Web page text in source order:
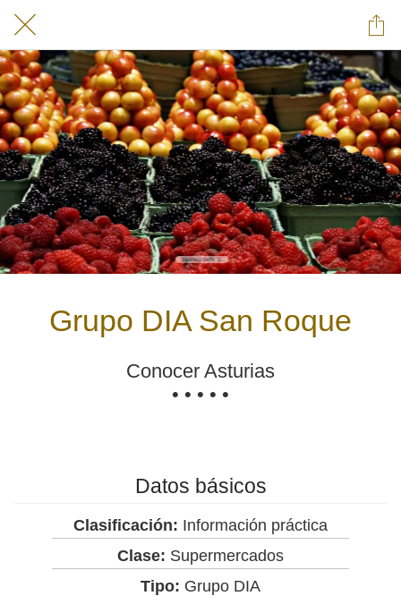
Grupo DIA San Roque
Conocer Asturias
• • • • •
Datos básicos
Clasificación: Información práctica
Clase: Supermercados
Tipo: Grupo DIA